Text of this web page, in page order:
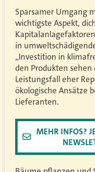
Sparsamer Umgang
wichtigste Aspekt,
in
„Investition in
den Produkten
Leistungsfall eher
ökologische Ansätze
Lieferanten.
MEHR INFOS?